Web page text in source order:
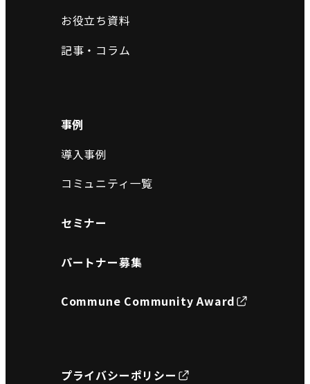
お役立ち資料
記事・コラム
事例
導入事例
コミュニティ一覧
セミナー
パートナー募集
Commune Community Award
プライバシーポリシー